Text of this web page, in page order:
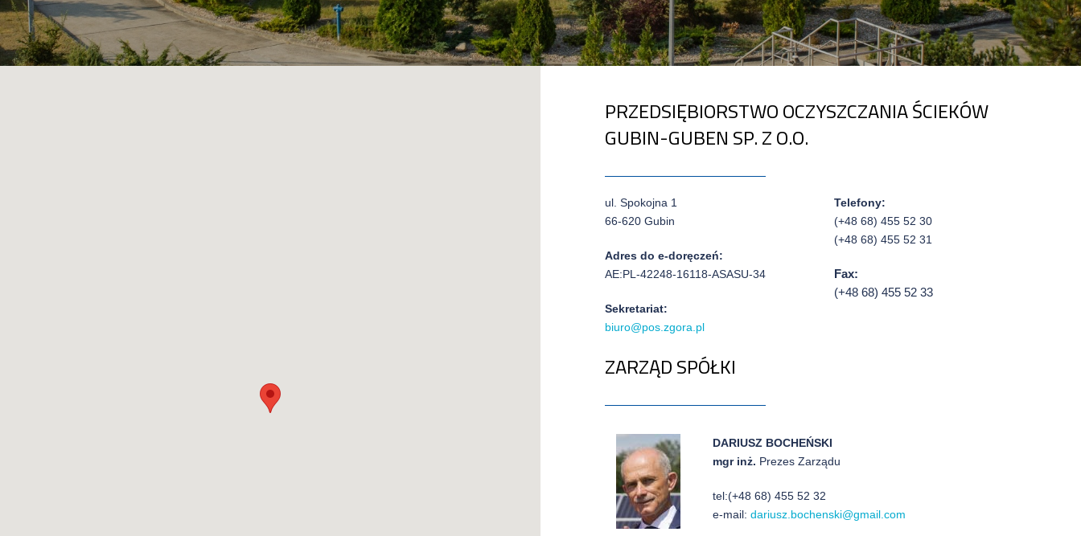
PRZEDSIĘBIORSTWO OCZYSZCZANIA ŚCIEKÓW
GUBIN-GUBEN SP. Z O.O.
ul. Spokojna 1
66-620 Gubin
Adres do e-doręczeń:
AE:PL-42248-16118-ASASU-34
Sekretariat:
biuro@pos.zgora.pl
Telefony:
(+48 68) 455 52 30
(+48 68) 455 52 31
Fax:
(+48 68) 455 52 33
ZARZĄD SPÓŁKI
DARIUSZ BOCHEŃSKI
mgr inż. Prezes Zarządu
tel:(+48 68) 455 52 32
e-mail: dariusz.bochenski@gmail.com